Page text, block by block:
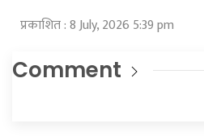
प्रकाशित : 8 July, 2026 5:39 pm
Comment